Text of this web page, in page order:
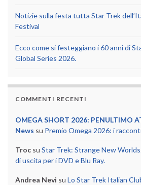
Notizie sulla festa tutta Star Trek
Festival
Ecco come si festeggiano i 60 anni di
Global Series 2026.
COMMENTI RECENTI
OMEGA SHORT 2026: PENULTIMO
News su Premio Omega 2026: i
Troc su Star Trek: Strange New
di uscita per i DVD e Blu Ray.
Andrea Nevi su Lo Star Trek Italian